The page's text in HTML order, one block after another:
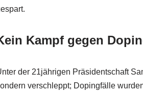
Kampf gegen
der 21jährigen Präsidentschaft
verschleppt; Dopingfälle